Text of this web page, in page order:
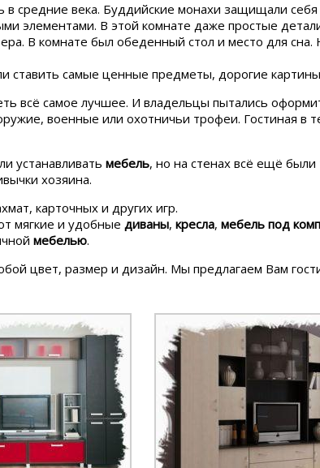
в средние века. Буддийские монахи защищали
элементами. В этой комнате даже простые
В комнате был обеденный стол и место для
ставить самые ценные предметы, дорогие
всё самое лучшее. И владельцы пытались
военные или охотничьи трофеи. Гостиная в
устанавливать мебель, но на стенах всё ещё
хозяина.
карточных и других игр.
мягкие и удобные диваны, кресла, мебель под
мебелью.
цвет, размер и дизайн. Мы предлагаем Вам